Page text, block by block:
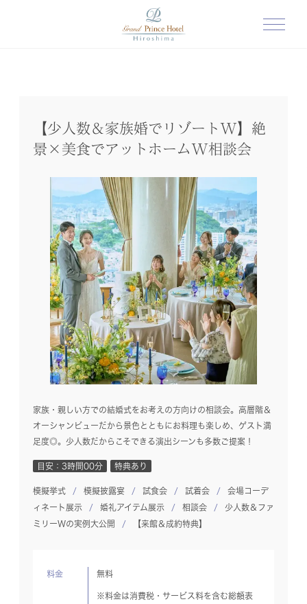
【少人数＆家族婚でリゾートW】絶
景×美食でアットホームW相談会
家族・親しい方での結婚式をお考えの方向けの相談会。高層階＆
オーシャンビューだから景色とともにお料理も楽しめ、ゲスト満
足度◎。少人数だからこそできる演出シーンも多数ご提案！
目安：3時間00分 特典あり
模擬挙式 模擬披露宴 試食会 試着会
会場コーデ
ィネート展示
婚礼アイテム展示 相談会
少人数＆ファ
ミリーWの実例大公開
【来館＆成約特典】
料金 無料
※料金は消費税・サービス料を含む総額表